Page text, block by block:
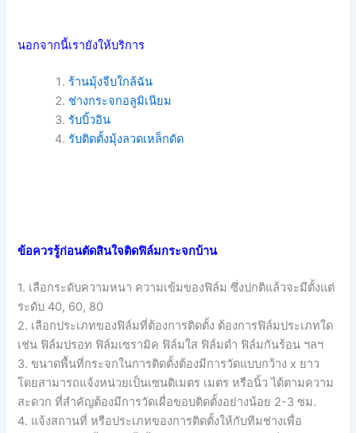
นอกจากนี้เรายังให้บริการ
ร้านมุ้งจีบใกล้ฉัน
ช่างกระจกอลูมิเนียม
รับบิ้วอิน
รับติดตั้งมุ้งลวดเหล็กดัด
ข้อควรรู้ก่อนตัดสินใจติดฟิล์มกระจกบ้าน
1. เลือกระดับความหนา ความเข้มของฟิล์ม ซึ่งปกติแล้วจะมีตั้งแต่
ระดับ 40, 60, 80
2. เลือกประเภทของฟิล์มที่ต้องการติดตั้ง ต้องการฟิล์มประเภทใด
เช่น ฟิล์มปรอท ฟิล์มเซรามิค ฟิล์มใส ฟิล์มดำ ฟิล์มกันร้อน ฯลฯ
3. ขนาดพื้นที่กระจกในการติดตั้งต้องมีการวัดแบบกว้าง x ยาว
โดยสามารถแจ้งหน่วยเป็นเซนติเมตร เมตร หรือนิ้ว ได้ตามความ
สะดวก ที่สำคัญต้องมีการวัดเผื่อขอบติดตั้งอย่างน้อย 2-3 ซม.
4. แจ้งสถานที่ หรือประเภทของการติดตั้งให้กับทีมช่างเพื่อ